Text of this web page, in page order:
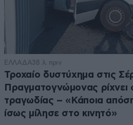
ΕΛΛΑΔΑ38 λ. πριν
Τροχαίο δυστύχημα στις
Πραγματογνώμονας ρίχνει
τραγωδίας – «Κάποια
ίσως μίλησε στο κινητό»